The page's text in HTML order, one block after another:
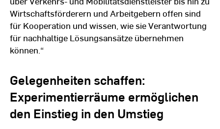
Wirtschaftsförderern und Arbeitgebern offen sind
für Kooperation und wissen, wie sie Verantwortung
für nachhaltige Lösungsansätze übernehmen
können.“
Gelegenheiten schaffen:
Experimentierräume ermöglichen
den Einstieg in den Umstieg